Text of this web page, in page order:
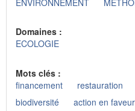
Domaines :
ECOLOGIE
Mots clés :
financement
restauration
biodiversité
action en